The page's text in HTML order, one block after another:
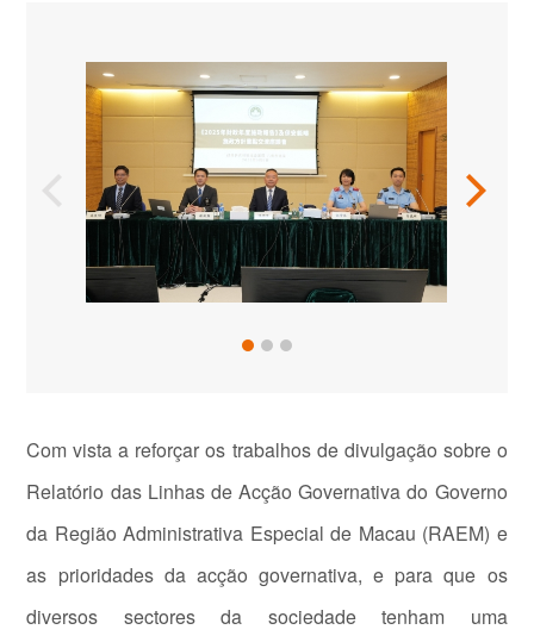
Com vista a reforçar os trabalhos de divulgação sobre o
Relatório das Linhas de Acção Governativa do Governo
da Região Administrativa Especial de Macau (RAEM) e
as prioridades da acção governativa, e para que os
diversos sectores da sociedade tenham uma